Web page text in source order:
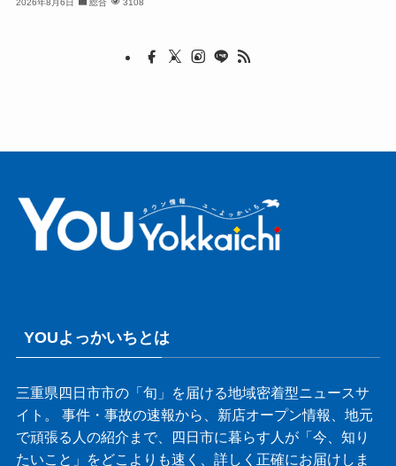
2026年8月6日 総合 3108
YOUよっかいちとは
三重県四日市市の「旬」を届ける地域密着型ニュースサ
イト。 事件・事故の速報から、新店オープン情報、地元
で頑張る人の紹介まで、四日市に暮らす人が「今、知り
たいこと」をどこよりも速く、詳しく正確にお届けしま